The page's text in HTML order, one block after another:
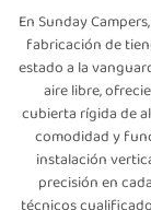
En Sunday
fabricación de
estado a la
aire libre,
cubierta rígida de
comodidad y
instalación
precisión en